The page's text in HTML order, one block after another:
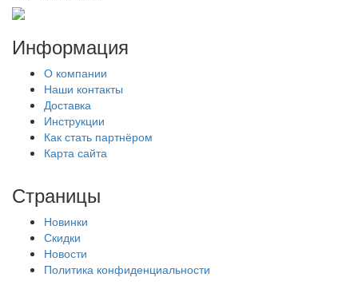
Информация
О компании
Наши контакты
Доставка
Инструкции
Как стать партнёром
Карта сайта
Страницы
Новинки
Скидки
Новости
Политика конфиденциальности